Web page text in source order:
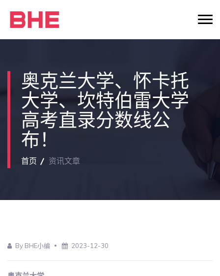
奥克兰大学、怀卡托
大学、坎特伯雷大学
高考直录分数线公
布！
首页 资讯文章
By BHE小编 2023-12-30